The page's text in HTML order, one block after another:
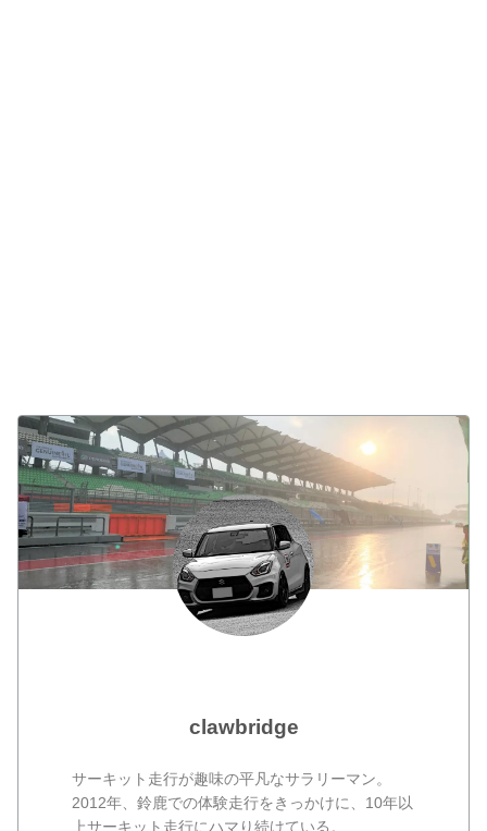
clawbridge
サーキット走行が趣味の平凡なサラリーマン。
2012年、鈴鹿での体験走行をきっかけに、10年以
上サーキット走行にハマり続けている。